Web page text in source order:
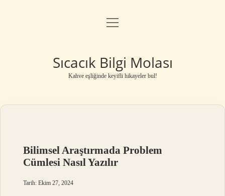
Anasayfa
Yasal Uyarı
menüyü
Sıcacık Bilgi Molası
Kahve eşliğinde keyifli hikayeler bul!
Bilimsel Araştırmada Problem
Cümlesi Nasıl Yazılır
Tarih: Ekim 27, 2024